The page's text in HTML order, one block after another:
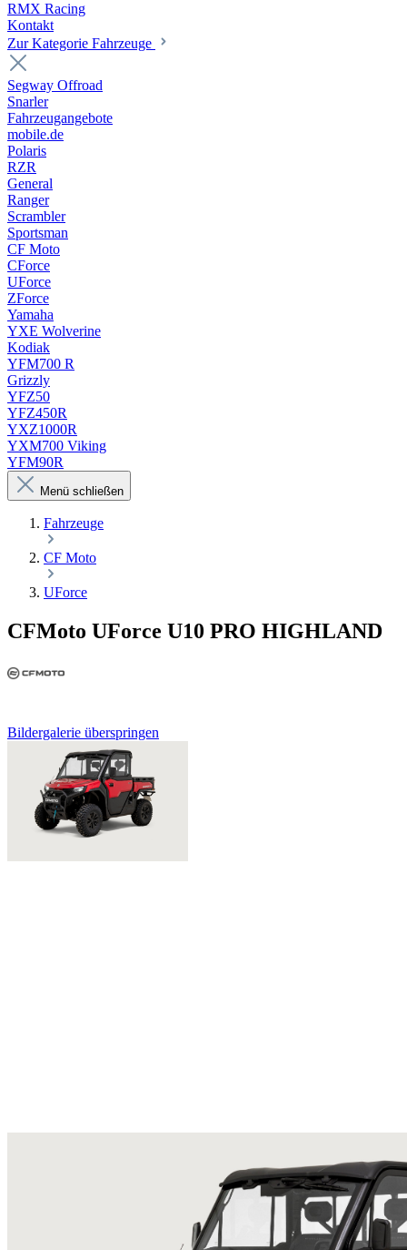
RMX Racing
Kontakt
Zur Kategorie Fahrzeuge
Segway Offroad
Snarler
Fahrzeugangebote
mobile.de
Polaris
RZR
General
Ranger
Scrambler
Sportsman
CF Moto
CForce
UForce
ZForce
Yamaha
YXE Wolverine
Kodiak
YFM700 R
Grizzly
YFZ50
YFZ450R
YXZ1000R
YXM700 Viking
YFM90R
Menü schließen
Fahrzeuge
CF Moto
UForce
CFMoto UForce U10 PRO HIGHLAND
Bildergalerie überspringen